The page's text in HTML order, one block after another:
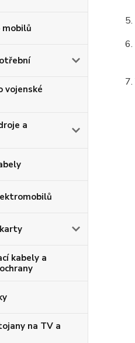
vojenské
a
kabely a
na TV a